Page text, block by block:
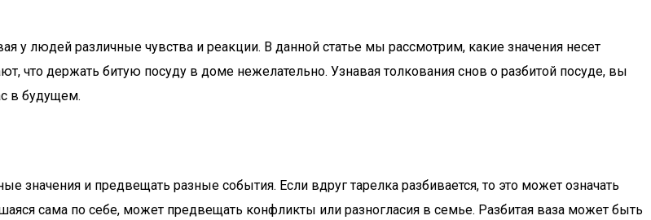
у людей различные чувства и реакции. В данной статье мы рассмотрим, какие значения несет
что держать битую посуду в доме нежелательно. Узнавая толкования снов о разбитой посуде, вы
в будущем.
значения и предвещать разные события. Если вдруг тарелка разбивается, то это может означать
сама по себе, может предвещать конфликты или разногласия в семье. Разбитая ваза может быть